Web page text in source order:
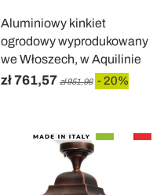
Aluminiowy kinkiet
ogrodowy wyprodukowany
we Włoszech, w Aquilinie
zł 761,57 zł 951,96 - 20%